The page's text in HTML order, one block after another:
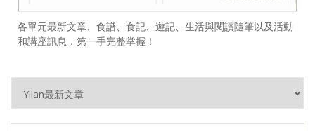
各單元最新文章、食譜、食記、遊記、生活與閱讀隨筆以及活動
和講座訊息，第一手完整掌握！